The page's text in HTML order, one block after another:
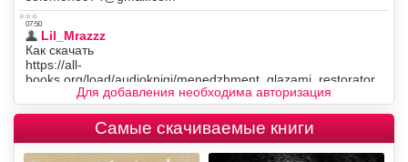
Для добавления необходима авторизация
Самые скачиваемые книги